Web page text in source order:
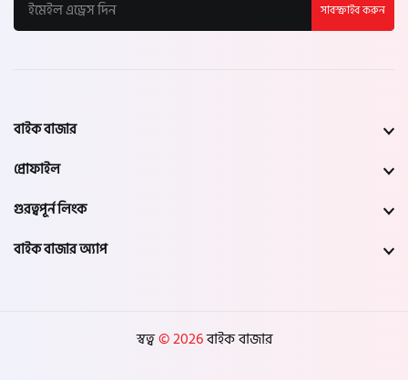
সাবস্ক্রাইব করুন
বাইক বাজার
প্রোফাইল
গুরত্বপূর্ন লিংক
বাইক বাজার অ্যাপ
স্বত্ব© 2026বাইক বাজার